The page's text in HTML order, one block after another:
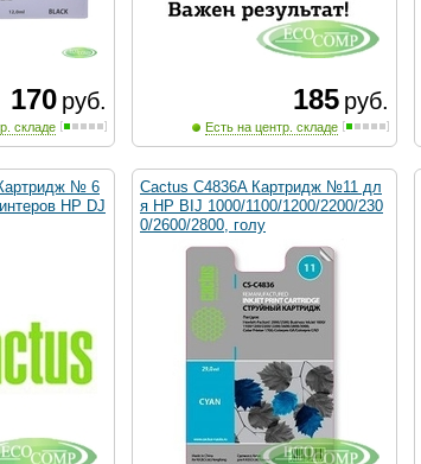
170 руб.
складе
185 руб.
Есть на центр. складе
№ 6
HP DJ
Cactus C4836A Картридж №11 дл
я HP BIJ 1000/1100/1200/2200/230
0/2600/2800, голу